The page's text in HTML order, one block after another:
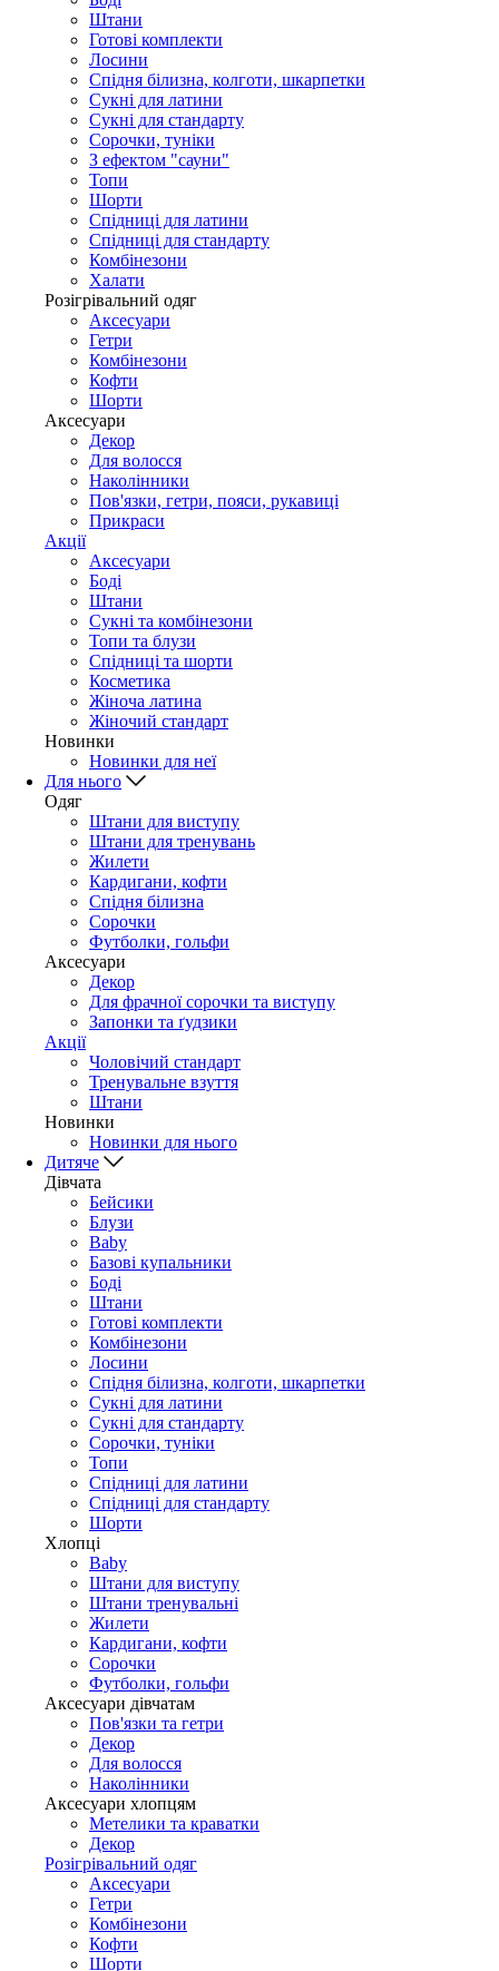
Штани
Готові комплекти
Лосини
Спідня білизна, колготи, шкарпетки
Сукні для латини
Сукні для стандарту
Сорочки, туніки
З ефектом "сауни"
Топи
Шорти
Спідниці для латини
Спідниці для стандарту
Комбінезони
Халати
Розігрівальний одяг
Аксесуари
Гетри
Комбінезони
Кофти
Шорти
Аксесуари
Декор
Для волосся
Наколінники
Пов'язки, гетри, пояси, рукавиці
Прикраси
Акції
Аксесуари
Боді
Штани
Сукні та комбінезони
Топи та блузи
Спідниці та шорти
Косметика
Жіноча латина
Жіночий стандарт
Новинки
Новинки для неї
Для нього
Одяг
Штани для виступу
Штани для тренувань
Жилети
Кардигани, кофти
Спідня білизна
Сорочки
Футболки, гольфи
Аксесуари
Декор
Для фрачної сорочки та виступу
Запонки та ґудзики
Акції
Чоловічий стандарт
Тренувальне взуття
Штани
Новинки
Новинки для нього
Дитяче
Дівчата
Бейсики
Блузи
Baby
Базові купальники
Боді
Штани
Готові комплекти
Комбінезони
Лосини
Спідня білизна, колготи, шкарпетки
Сукні для латини
Сукні для стандарту
Сорочки, туніки
Топи
Спідниці для латини
Спідниці для стандарту
Шорти
Хлопці
Baby
Штани для виступу
Штани тренувальні
Жилети
Кардигани, кофти
Сорочки
Футболки, гольфи
Аксесуари дівчатам
Пов'язки та гетри
Декор
Для волосся
Наколінники
Аксесуари хлопцям
Метелики та краватки
Декор
Розігрівальний одяг
Аксесуари
Гетри
Комбінезони
Кофти
Шорти